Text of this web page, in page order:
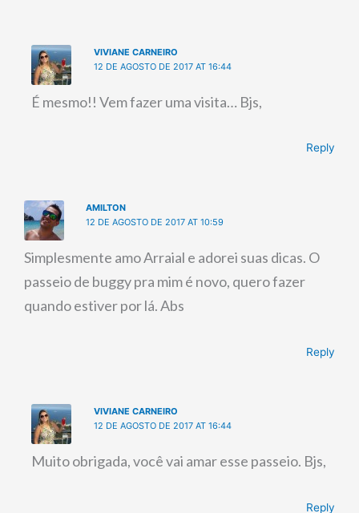
VIVIANE CARNEIRO
12 DE AGOSTO DE 2017 AT 16:44
É mesmo!! Vem fazer uma visita… Bjs,
Reply
AMILTON
12 DE AGOSTO DE 2017 AT 10:59
Simplesmente amo Arraial e adorei suas dicas. O
passeio de buggy pra mim é novo, quero fazer
quando estiver por lá. Abs
Reply
VIVIANE CARNEIRO
12 DE AGOSTO DE 2017 AT 16:44
Muito obrigada, você vai amar esse passeio. Bjs,
Reply